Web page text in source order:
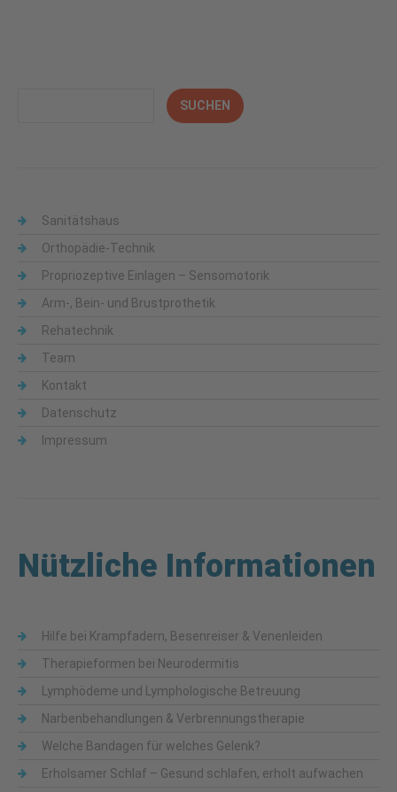
Sanitätshaus
Orthopädie-Technik
Propriozeptive Einlagen – Sensomotorik
Arm-, Bein- und Brustprothetik
Rehatechnik
Team
Kontakt
Datenschutz
Impressum
Nützliche Informationen
Hilfe bei Krampfadern, Besenreiser & Venenleiden
Therapieformen bei Neurodermitis
Lymphödeme und Lymphologische Betreuung
Narbenbehandlungen & Verbrennungstherapie
Welche Bandagen für welches Gelenk?
Erholsamer Schlaf – Gesund schlafen, erholt aufwachen